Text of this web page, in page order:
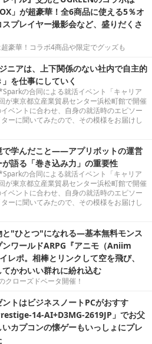
」が超豪華！全6商品に使える5％オ
プレイヤー撮影会など、盛りだくさ
豪華！コラボ4商品や限定でグッズも
ニアは、上下関係のない社内で自主的
を仕事にしていく
の合同による就活イベント「キャリア
が東京都立産業貿易センター浜松町館で開催
ベントに合わせ、自身の就活時のエピソー
ーに聞いてみたので、その模様をお届けし
で学んだこと――アプリボットの運営
語る「巻き込み力」の重要性
の合同による就活イベント「キャリア
が東京都立産業貿易センター浜松町館で開催
ベントに合わせ、自身の就活時のエピソー
ーに聞いてみたので、その模様をお届けし
と"ひとつ"になれる―基本無料モンス
ンワールドARPG『アニモ（Aniim
レポ。相棒とリンクして空を飛び、
かわいい群れに紛れ込む
クローズドベータ開催！
トはビジネスノートPCがおすす
14-AI+D3MG-2619JP」でお父
カプコンの懐ゲーもいっしょにプレ